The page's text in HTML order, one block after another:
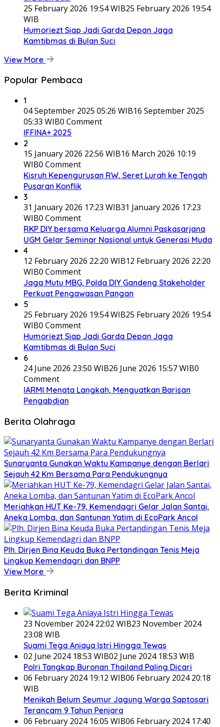
25 February 2026 19:54 WIB25 February 2026 19:54
WIB
Humoriezt Siap Jadi Garda Depan Jaga
Kamtibmas di Bulan Suci
View More
Popular Pembaca
1
04 September 2025 05:26 WIB16 September 2025
05:33 WIB0 Comment
IFFINA+ 2025
2
15 January 2026 22:56 WIB16 March 2026 10:19
WIB0 Comment
Kisruh Kepengurusan RW, Seret Lurah ke Tengah
Pusaran Konflik
3
31 January 2026 17:23 WIB31 January 2026 17:23
WIB0 Comment
RKP DIY bersama Keluarga Alumni Paskasarjana
UGM Gelar Seminar Nasional untuk Generasi Muda
4
12 February 2026 22:20 WIB12 February 2026 22:20
WIB0 Comment
Jaga Mutu MBG, Polda DIY Gandeng Stakeholder
Perkuat Pengawasan Pangan
5
25 February 2026 19:54 WIB25 February 2026 19:54
WIB0 Comment
Humoriezt Siap Jadi Garda Depan Jaga
Kamtibmas di Bulan Suci
6
24 June 2026 23:50 WIB26 June 2026 15:57 WIB0
Comment
IARMI Menata Langkah, Menguatkan Barisan
Pengabdian
Berita Olahraga
Sunaryanta Gunakan Waktu Kampanye dengan Berlari
Sejauh 42 Km Bersama Para Pendukungnya
Meriahkan HUT Ke-79, Kemendagri Gelar Jalan Santai,
Aneka Lomba, dan Santunan Yatim di EcoPark Ancol
Plh. Dirjen Bina Keuda Buka Pertandingan Tenis Meja
Lingkup Kemendagri dan BNPP
View More
Berita Kriminal
23 November 2024 22:02 WIB23 November 2024
23:08 WIB
Suami Tega Aniaya Istri Hingga Tewas
02 June 2024 18:53 WIB02 June 2024 18:53 WIB
Polri Tangkap Buronan Thailand Paling Dicari
06 February 2024 19:12 WIB06 February 2024 20:18
WIB
Menikah Belum Seumur Jagung Warga Saptosari
Terancam 9 Tahun Penjara
06 February 2024 16:05 WIB06 February 2024 17:40